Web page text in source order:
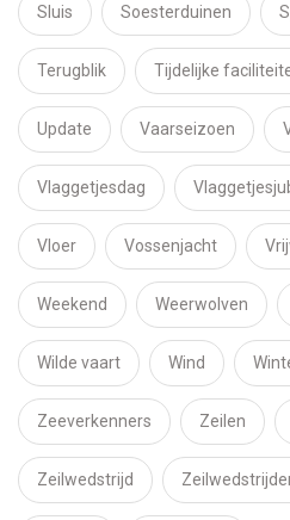
Sluis Soesterduinen
Terugblik Tijdelijke
Update Vaarseizoen
Vlaggetjesdag
Vloer Vossenjacht
Weekend Weerwolven
Wilde vaart Wind
Zeeverkenners Zeilen
Zeilwedstrijd